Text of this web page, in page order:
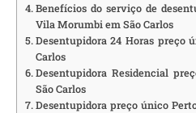
Benefícios do serviço de
Vila Morumbi em São Carlos
Desentupidora 24 Horas preço
Carlos
Desentupidora Residencial
São Carlos
Desentupidora preço único